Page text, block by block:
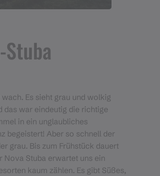
Es sieht grau und wolkig
das war eindeutig die richtige
in ein unglaubliches
begeistert! Aber so schnell der
grau. Bis zum Frühstück dauert
Nova Stuba erwartet uns ein
kaum zählen. Es gibt Süßes,